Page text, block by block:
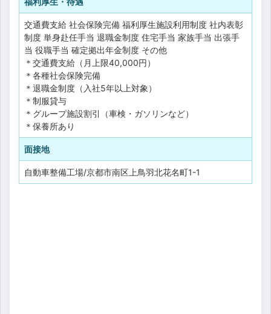
交通費支給 社会保険完備 福利厚生施設利用制度 社内表彰
制度 単身赴任手当 退職金制度 住宅手当 家族手当 出張手
当 役職手当 確定拠出年金制度 その他
＊交通費支給（月上限40,000円）
＊各種社会保険完備
＊退職金制度（入社5年以上対象）
＊制服貸与
＊グループ施設割引（車検・ガソリンなど）
＊保養所あり
面接地
自動車整備工場/京都市南区上鳥羽北花名町1-1